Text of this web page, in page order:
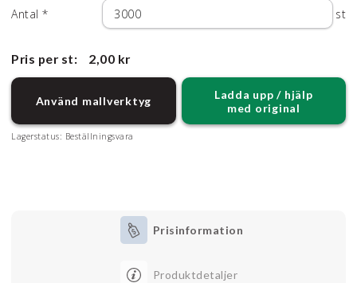
Antal * st
Pris per st: 2,00 kr
Använd mallverktyg
Ladda upp / hjälp
med original
Lagerstatus: Beställningsvara
Prisinformation
Produktdetaljer